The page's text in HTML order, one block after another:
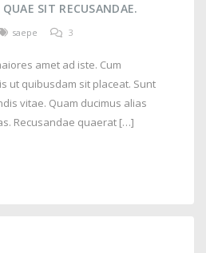
SIT RECUSANDAE.
saepe 3
amet ad iste. Cum
ut quibusdam sit placeat. Sunt
vitae. Quam ducimus alias
Recusandae quaerat […]